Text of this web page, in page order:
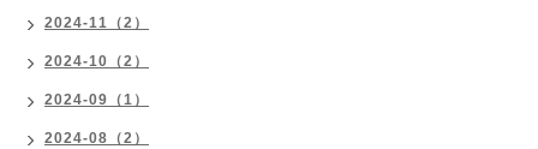
2024-11（2）
2024-10（2）
2024-09（1）
2024-08（2）